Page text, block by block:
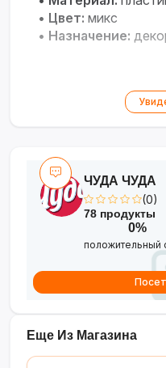
• Цвет: микс
• Назначение:
Еще Из Магазина
ЧУДА ЧУДА
(0)
78 продукты
0%
положительный